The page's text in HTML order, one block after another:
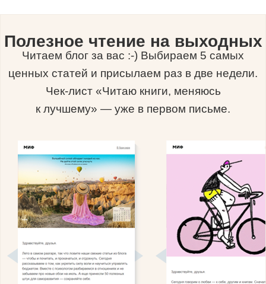
Полезное чтение на выходных
Читаем блог за вас :-) Выбираем 5 самых
ценных статей и присылаем раз в две недели.
Чек-лист «Читаю книги, меняюсь
к лучшему» — уже в первом письме.